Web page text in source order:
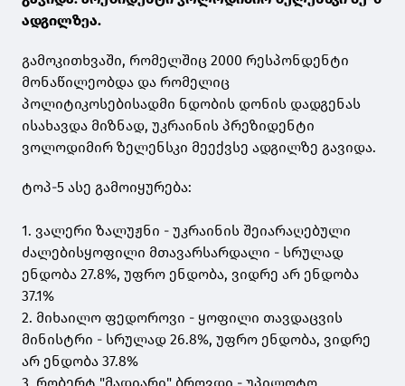
ადგილზეა.
გამოკითხვაში, რომელშიც 2000 რესპონდენტი
მონაწილეობდა და რომელიც
პოლიტიკოსებისადმი ნდობის დონის დადგენას
ისახავდა მიზნად, უკრაინის პრეზიდენტი
ვოლოდიმირ ზელენსკი მეექვსე ადგილზე გავიდა.
ტოპ-5 ასე გამოიყურება:
1. ვალერი ზალუჟნი - უკრაინის შეიარაღებული
ძალებისყოფილი მთავარსარდალი - სრულად
ენდობა 27.8%, უფრო ენდობა, ვიდრე არ ენდობა
37.1%
2. მიხაილო ფედოროვი - ყოფილი თავდაცვის
მინისტრი - სრულად 26.8%, უფრო ენდობა, ვიდრე
არ ენდობა 37.8%